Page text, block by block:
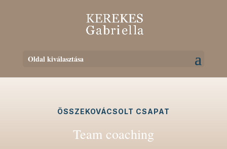
Oldal kiválasztása
ÖSSZEKOVÁCSOLT CSAPAT
Team coaching